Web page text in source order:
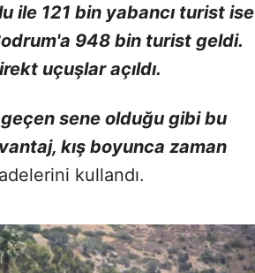
ile 121 bin yabancı turist ise
948 bin turist geldi.
uçuşlar açıldı.
sene olduğu gibi bu
kış boyunca zaman
kullandı.